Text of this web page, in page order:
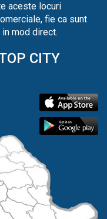
aceste locuri
fie ca sunt
mod direct.
CITY